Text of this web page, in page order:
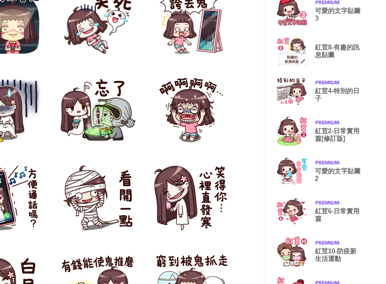
可愛的文字貼圖
3
紅荳8-有趣的訊
息貼圖
紅荳4-特別的日
子
紅荳2-日常實用
篇[修訂版]
可愛的文字貼圖
2
紅荳6-日常實用
篇
紅荳10-防疫新
生活運動